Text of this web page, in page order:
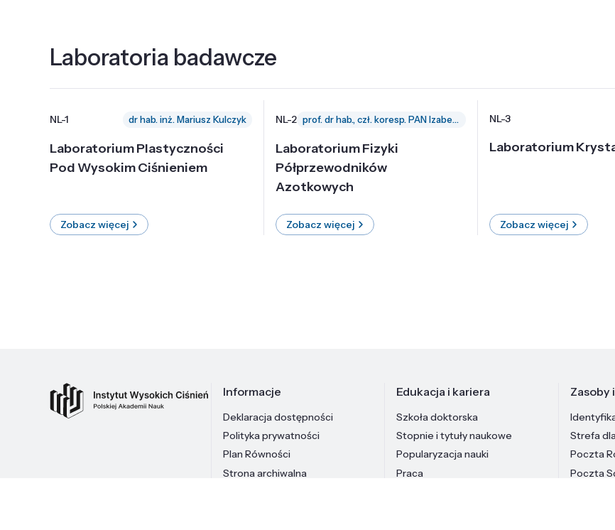
Laboratoria badawcze
NL-1 dr hab. inż. Mariusz Kulczyk
Laboratorium Plastyczności
Pod Wysokim Ciśnieniem
Zobacz więcej
NL-2 prof. dr hab., czł. koresp. PAN Izabella Grzegory
Laboratorium Fizyki
Półprzewodników
Azotkowych
Zobacz więcej
NL-3
Laboratorium
Zobacz więcej
Informacje
Deklaracja dostępności
Polityka prywatności
Plan Równości
Strona archiwalna
Edukacja i kariera
Szkoła doktorska
Stopnie i tytuły naukowe
Popularyzacja nauki
Praca
Zasoby
Strefa
Poczta
Poczta